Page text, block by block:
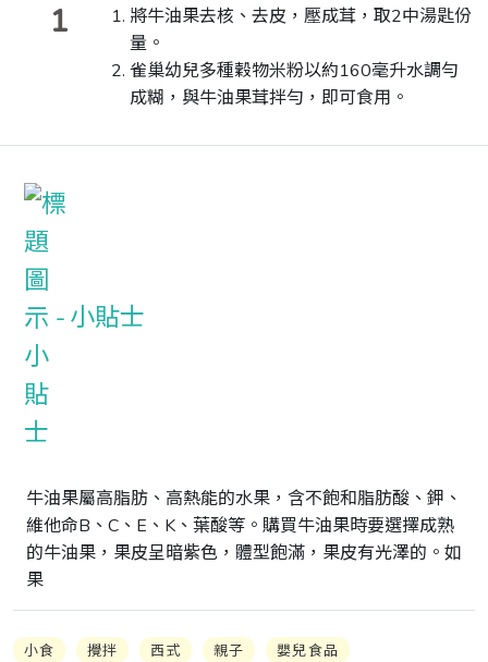
1
將牛油果去核、去皮，壓成茸，取2中湯匙份
量。
雀巢幼兒多種穀物米粉以約160毫升水調勻
成糊，與牛油果茸拌勻，即可食用。
小貼士
牛油果屬高脂肪、高熱能的水果，含不飽和脂肪酸、鉀、
維他命B、C、E、K、葉酸等。購買牛油果時要選擇成熟
的牛油果，果皮呈暗紫色，體型飽滿，果皮有光澤的。如
果
小食 攪拌 西式 親子
嬰兒食品